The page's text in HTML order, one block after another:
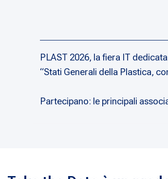
PLAST 2026, la fiera IT
“Stati Generali della Plastica,
Partecipano: le principali